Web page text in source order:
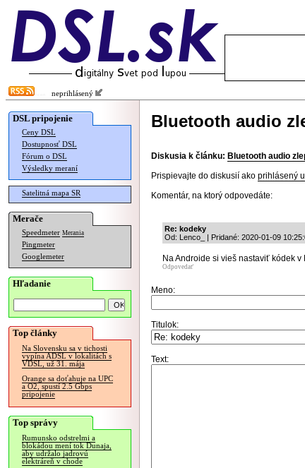
neprihlásený
DSL pripojenie
Ceny DSL
Dostupnosť DSL
Fórum o DSL
Výsledky meraní
Satelitná mapa SR
Merače
Speedmeter Merania
Pingmeter
Googlemeter
Hľadanie
Top články
Na Slovensku sa v tichosti
vypína ADSL v lokalitách s
VDSL, už 31. mája
Orange sa doťahuje na UPC
a O2, spustí 2.5 Gbps
pripojenie
Top správy
Rumunsko odstrelmi a
blokádou mení tok Dunaja,
aby udržalo jadrovú
elektráreň v chode
Bluetooth audio
Diskusia k článku: Bluetooth audio
Prispievajte do diskusií ako prihlásený
Komentár, na ktorý odpovedáte:
Re: kodeky
Od: Lenco_ | Pridané: 2020-01-09
Na Androide si vieš nastaviť kódek
Odpovedať
Meno:
Titulok:
Text: